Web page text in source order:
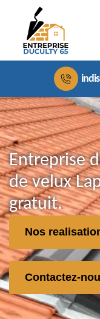
Entreprise
de velux
gratuit.
Nos
Contactez-